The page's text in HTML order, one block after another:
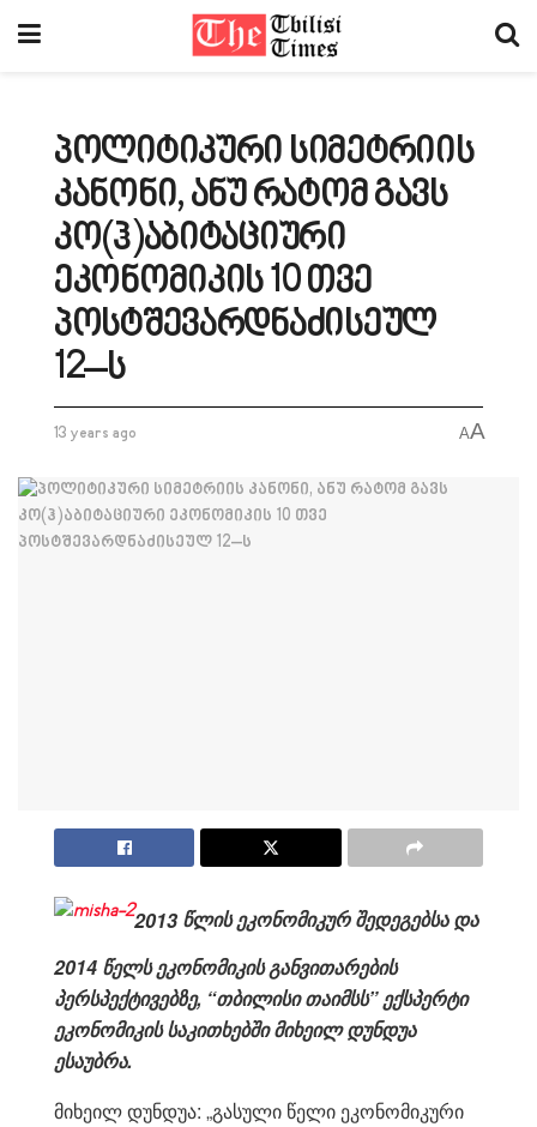
პოლიტიკური სიმეტრიის
კანონი, ანუ რატომ გავს
კო(ჰ)აბიტაციური
ეკონომიკის 10 თვე
პოსტშევარდნაძისეულ
12–ს
13 years ago AA
2013 წლისეკონომიკურ შედეგებსა და
2014 წელსეკონომიკისგანვითარების
პერსპექტივებზე, “თბილისი თაიმსს”ექსპერტი
ეკონომიკის საკითხებში მიხეილ დუნდუა
ესაუბრა.
მიხეილ დუნდუა: „გასული წელი ეკონომიკური